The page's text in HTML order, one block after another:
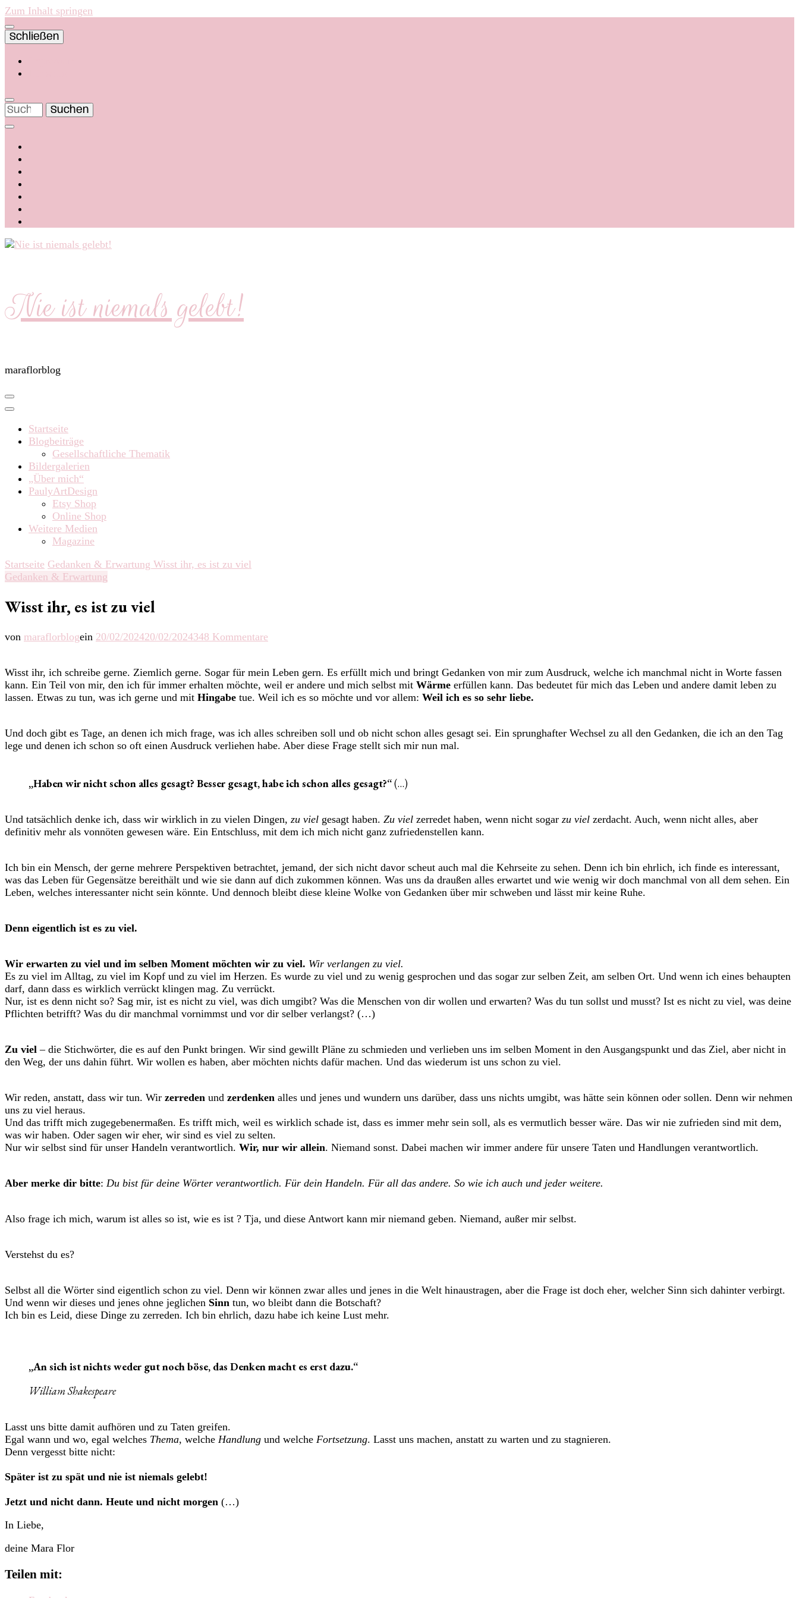
Zum Inhalt springen
Schließen
Suchen
nach:
Nie ist niemals gelebt!
maraflorblog
Startseite
Blogbeiträge
Gesellschaftliche Thematik
Bildergalerien
„Über mich“
PaulyArtDesign
Etsy Shop
Online Shop
Weitere Medien
Magazine
Startseite Gedanken & Erwartung Wisst ihr, es ist zu viel
Gedanken & Erwartung
Wisst ihr, es ist zu viel
von maraflorblogein 20/02/202420/02/2024348 Kommentare
es
ist
zu
Wisst ihr, ich schreibe gerne. Ziemlich gerne. Sogar für mein Leben gern. Es erfüllt mich und bringt Gedanken von mir zum Ausdruck, welche ich manchmal nicht in Worte fassen
kann. Ein Teil von mir, den ich für immer erhalten möchte, weil er andere und mich selbst mit Wärme erfüllen kann. Das bedeutet für mich das Leben und andere damit leben zu
lassen. Etwas zu tun, was ich gerne und mit Hingabe tue. Weil ich es so möchte und vor allem: Weil ich es so sehr liebe.
Und doch gibt es Tage, an denen ich mich frage, was ich alles schreiben soll und ob nicht schon alles gesagt sei. Ein sprunghafter Wechsel zu all den Gedanken, die ich an den Tag
lege und denen ich schon so oft einen Ausdruck verliehen habe. Aber diese Frage stellt sich mir nun mal.
„Haben wir nicht schon alles gesagt? Besser gesagt, habe ich schon alles gesagt?“(…)
Und tatsächlich denke ich, dass wir wirklich in zu vielen Dingen, zu viel gesagt haben. Zu viel zerredet haben, wenn nicht sogar zu viel zerdacht. Auch, wenn nicht alles, aber
definitiv mehr als vonnöten gewesen wäre. Ein Entschluss, mit dem ich mich nicht ganz zufriedenstellen kann.
Ich bin ein Mensch, der gerne mehrere Perspektiven betrachtet, jemand, der sich nicht davor scheut auch mal die Kehrseite zu sehen. Denn ich bin ehrlich, ich finde es interessant,
was das Leben für Gegensätze bereithält und wie sie dann auf dich zukommen können. Was uns da draußen alles erwartet und wie wenig wir doch manchmal von all dem sehen. Ein
Leben, welches interessanter nicht sein könnte. Und dennoch bleibt diese kleine Wolke von Gedanken über mir schweben und lässt mir keine Ruhe.
Denn eigentlich ist es zu viel.
Wir erwarten zu viel und im selben Moment möchten wir zu viel. Wir verlangen zu viel.
Es zu viel im Alltag, zu viel im Kopf und zu viel im Herzen. Es wurde zu viel und zu wenig gesprochen und das sogar zur selben Zeit, am selben Ort. Und wenn ich eines behaupten
darf, dann dass es wirklich verrückt klingen mag. Zu verrückt.
Nur, ist es denn nicht so? Sag mir, ist es nicht zu viel, was dich umgibt? Was die Menschen von dir wollen und erwarten? Was du tun sollst und musst? Ist es nicht zu viel, was deine
Pflichten betrifft? Was du dir manchmal vornimmst und vor dir selber verlangst? (…)
Zu viel– die Stichwörter, die es auf den Punkt bringen. Wir sind gewillt Pläne zu schmieden und verlieben uns im selben Moment in den Ausgangspunkt und das Ziel, aber nicht in
den Weg, der uns dahin führt. Wir wollen es haben, aber möchten nichts dafür machen. Und das wiederum ist uns schon zu viel.
Wir reden, anstatt, dass wir tun. Wir zerreden und zerdenken alles und jenes und wundern uns darüber, dass uns nichts umgibt, was hätte sein können oder sollen. Denn wir nehmen
uns zu viel heraus.
Und das trifft mich zugegebenermaßen. Es trifft mich, weil es wirklich schade ist, dass es immer mehr sein soll, als es vermutlich besser wäre. Das wir nie zufrieden sind mit dem,
was wir haben. Oder sagen wir eher, wir sind es viel zu selten.
Nur wir selbst sind für unser Handeln verantwortlich. Wir, nur wir allein. Niemand sonst. Dabei machen wir immer andere für unsere Taten und Handlungen verantwortlich.
Aber merke dir bitte: Du bist für deine Wörter verantwortlich. Für dein Handeln. Für all das andere. So wie ich auch und jeder weitere.
Also frage ich mich, warum ist alles so ist, wie es ist ? Tja, und diese Antwort kann mir niemand geben. Niemand, außer mir selbst.
Verstehst du es?
Selbst all die Wörter sind eigentlich schon zu viel. Denn wir können zwar alles und jenes in die Welt hinaustragen, aber die Frage ist doch eher, welcher Sinn sich dahinter verbirgt.
Und wenn wir dieses und jenes ohne jeglichen Sinn tun, wo bleibt dann die Botschaft?
Ich bin es Leid, diese Dinge zu zerreden. Ich bin ehrlich, dazu habe ich keine Lust mehr.
„An sich ist nichts weder gut noch böse, das Denken macht es erst dazu.“
William Shakespeare
Lasst uns bitte damit aufhören und zu Taten greifen.
Egal wann und wo, egal welches Thema, welche Handlung und welche Fortsetzung. Lasst uns machen, anstatt zu warten und zu stagnieren.
Denn vergesst bitte nicht:
Später ist zu spät und nie ist niemals gelebt!
Jetzt und nicht dann. Heute und nicht morgen (…)
In Liebe,
deine Mara Flor
Teilen mit: